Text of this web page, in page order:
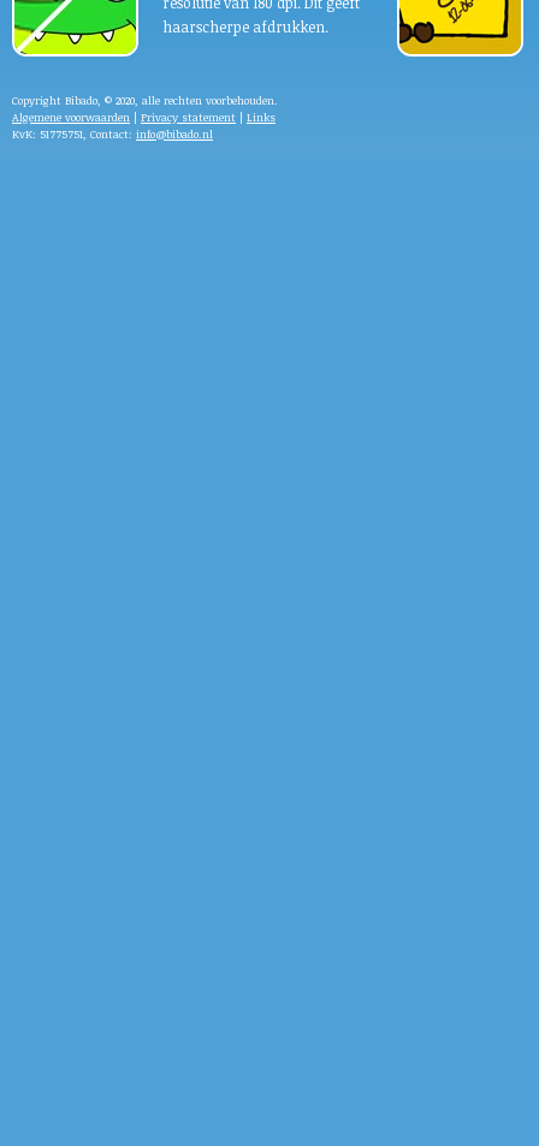
haarscherpe afdrukken.
Copyright Bibado, © 2020, alle rechten voorbehouden.
Algemene voorwaarden | Privacy statement | Links
KvK: 51775751, Contact: info@bibado.nl